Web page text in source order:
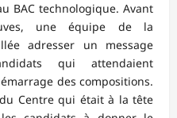
BAC technologique. Avant
une équipe de la
adresser un message
qui attendaient
des compositions.
Centre qui était à la tête